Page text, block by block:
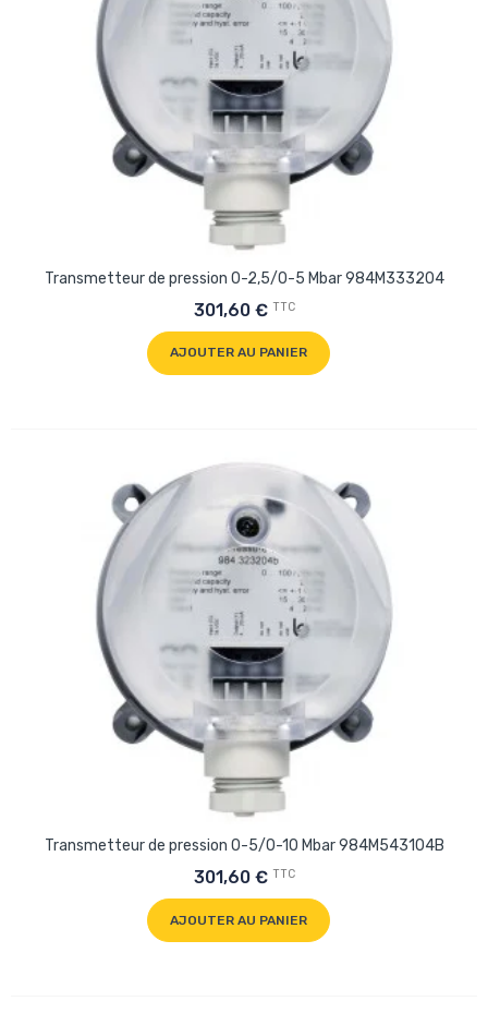
Transmetteur de pression 0-2,5/0-5 Mbar 984M333204
301,60 € TTC
AJOUTER AU PANIER
Transmetteur de pression 0-5/0-10 Mbar 984M543104B
301,60 € TTC
AJOUTER AU PANIER